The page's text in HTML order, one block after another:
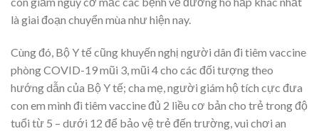
là giai đoạn chuyển mùa như hiện nay.
Cùng đó, Bộ Y tế cũng khuyến nghị người dân đi tiêm vaccine
phòng COVID-19 mũi 3, mũi 4 cho các đối tượng theo
hướng dẫn của Bộ Y tế; cha mẹ, người giám hộ tích cực đưa
con em mình đi tiêm vaccine đủ 2 liều cơ bản cho trẻ trong độ
tuổi từ 5 – dưới 12 để bảo vệ trẻ đến trường, vui chơi an